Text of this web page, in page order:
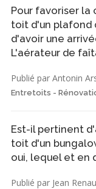
Pour favoriser
toit d'un plafond
d'avoir une
L'aérateur de
Publié par Antonin
Entretoits -
Est-il pertinent
toit d'un
oui, lequel et en
Publié par Jean